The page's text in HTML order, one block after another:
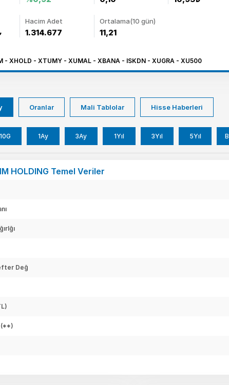
Hacim Adet
1.314.677
Ortalama(10 gün)
11,21
- XHOLD - XTUMY - XUMAL - XBANA - ISKDN - XUGRA - XU500
Oranlar Mali Tablolar Hisse Haberleri
10G 1Ay 3Ay 1Yıl 3Yıl 5Yıl
HOLDING Temel Veriler
Değ